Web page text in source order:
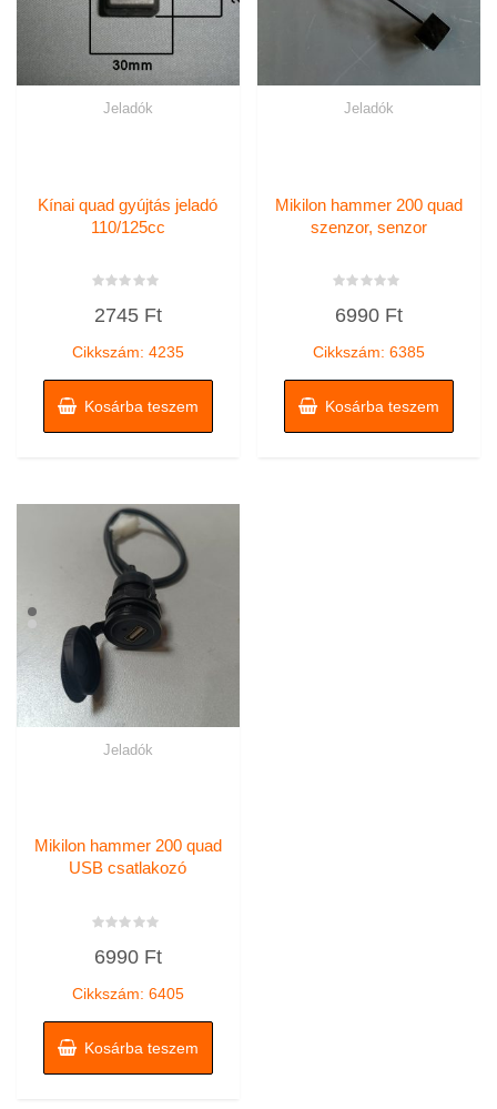
Jeladók
Kínai quad gyújtás jeladó
110/125cc
0
2745 Ft
Cikkszám: 4235
Kosárba teszem
Jeladók
Mikilon hammer 200 quad
szenzor, senzor
0
6990 Ft
Cikkszám: 6385
Kosárba teszem
Jeladók
Mikilon hammer 200 quad
USB csatlakozó
0
6990 Ft
Cikkszám: 6405
Kosárba teszem